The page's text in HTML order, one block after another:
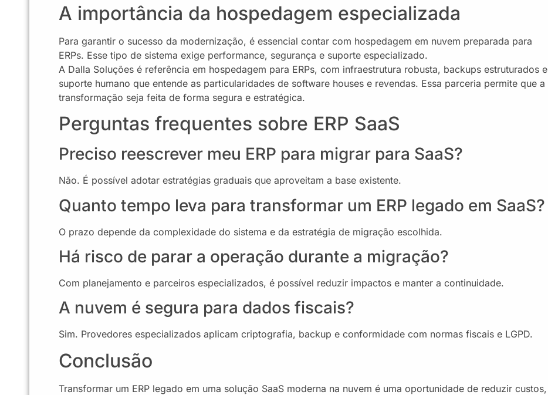
A importância da hospedagem especializada
Para garantir o sucesso da modernização, é essencial contar com hospedagem em nuvem preparada para
ERPs. Esse tipo de sistema exige performance, segurança e suporte especializado.
A Dalla Soluções é referência em hospedagem para ERPs, com infraestrutura robusta, backups estruturados e
suporte humano que entende as particularidades de software houses e revendas. Essa parceria permite que a
transformação seja feita de forma segura e estratégica.
Perguntas frequentes sobre ERP SaaS
Preciso reescrever meu ERP para migrar para SaaS?
Não. É possível adotar estratégias graduais que aproveitam a base existente.
Quanto tempo leva para transformar um ERP legado em SaaS?
O prazo depende da complexidade do sistema e da estratégia de migração escolhida.
Há risco de parar a operação durante a migração?
Com planejamento e parceiros especializados, é possível reduzir impactos e manter a continuidade.
A nuvem é segura para dados fiscais?
Sim. Provedores especializados aplicam criptografia, backup e conformidade com normas fiscais e LGPD.
Conclusão
Transformar um ERP legado em uma solução SaaS moderna na nuvem é uma oportunidade de reduzir custos,